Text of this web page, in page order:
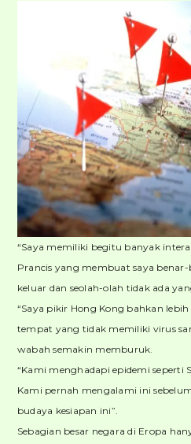
“Saya memiliki begitu banyak
Prancis yang membuat saya
keluar dan seolah-olah tidak ada
“Saya pikir Hong Kong bahkan
tempat yang tidak memiliki virus
wabah semakin memburuk.
“Kami menghadapi epidemi seperti
Kami pernah mengalami ini
budaya kesiapan ini”.
Sebagian besar negara di Eropa